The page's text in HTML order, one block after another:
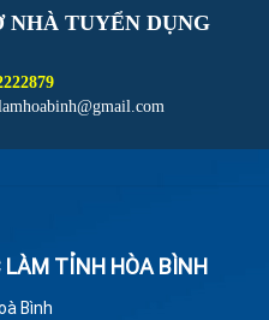
NHÀ TUYỂN DỤNG
LÀM TỈNH HÒA BÌNH
Bình